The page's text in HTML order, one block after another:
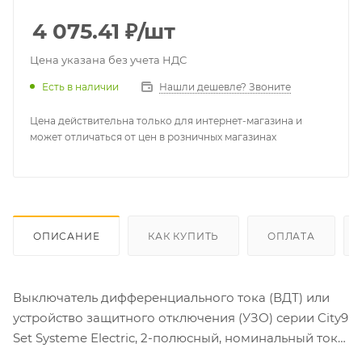
4 075.41 ₽/шт
Цена указана без учета НДС
Есть в наличии Нашли дешевле? Звоните
Цена действительна только для интернет-магазина и
может отличаться от цен в розничных магазинах
ОПИСАНИЕ КАК КУПИТЬ ОПЛАТА
Выключатель дифференциального тока (ВДТ) или
устройство защитного отключения (УЗО) серии City9
Set Systeme Electric, 2-полюсный, номинальный ток